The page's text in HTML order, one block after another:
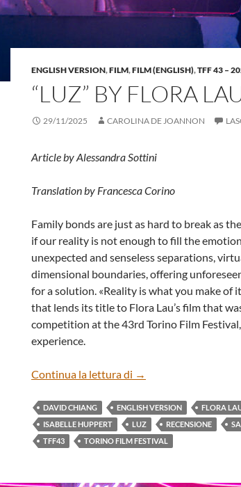
ENGLISH VERSION,FILM,FILM (ENGLISH),TFF 43 –
“LUZ” BY FLORA
29/11/2025 CAROLINA DE JOANNON
Article by Alessandra Sottini
Translation by Francesca Corino
Family bonds are just as hard to break as
if our reality is not enough to fill the
unexpected and senseless separations,
dimensional boundaries, offering
for a solution. «Reality is what you make of
that lends its title to Flora Lau’s film that
competition at the 43rd Torino Film
experience.
Continua la lettura di “LUZ” BY FLORA LAU
→
DAVID CHIANG ENGLISH VERSION FLORA
ISABELLE HUPPERT
LUZ RECENSIONE
TFF43
TORINO FILM FESTIVAL